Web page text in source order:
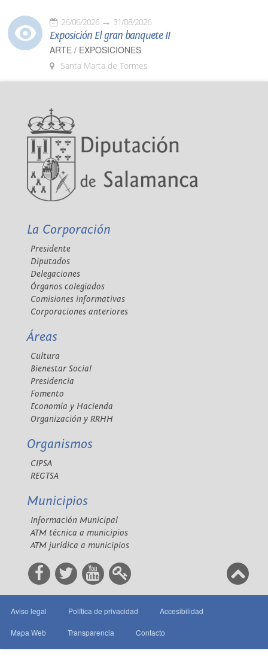
26/06/2026 31/08/2026
Exposición El gran banquete II
ARTE / EXPOSICIONES
Santa Marta de Tormes
La Corporación
Presidente
Diputados
Delegaciones
Órganos colegiados
Comisiones informativas
Corporaciones anteriores
Áreas
Cultura
Bienestar Social
Presidencia
Fomento
Economía y Hacienda
Organización y RRHH
Organismos
CIPSA
REGTSA
Municipios
Información Municipal
ATM técnica a municipios
ATM jurídica a municipios
Aviso legal Política de privacidad Accesibilidad
Mapa Web Transparencia Contacto